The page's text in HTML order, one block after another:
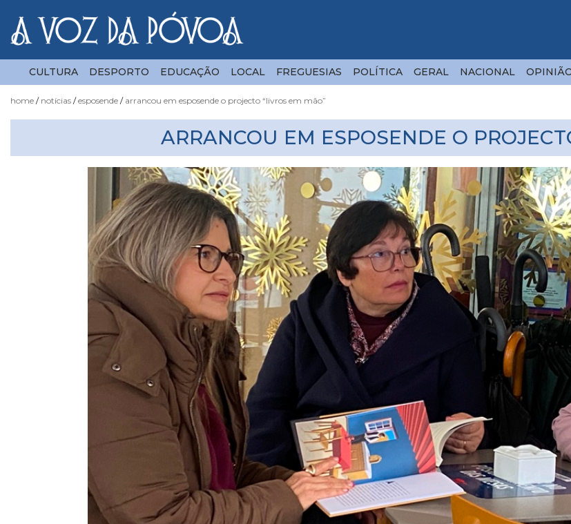
CULTURA DESPORTO EDUCAÇÃO LOCAL FREGUESIAS POLÍTICA GERAL NACIONAL
home notícias esposende arrancou em esposende o projecto “livros em mão”
ARRANCOU EM ESPOSENDE O